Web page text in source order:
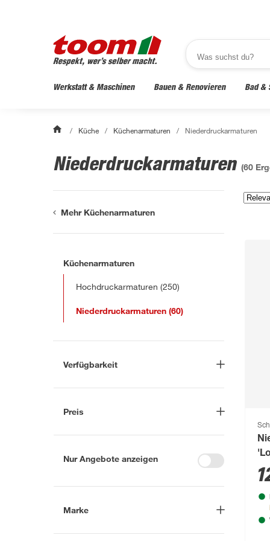
Werkstatt & Maschinen Bauen & Renovieren Bad &
/ Küche / Küchenarmaturen / Niederdruckarmaturen
Niederdruckarmaturen (60
Mehr Küchenarmaturen
Küchenarmaturen
Hochdruckarmaturen (250)
Niederdruckarmaturen (60)
Verfügbarkeit
Lieferung nach Hause (33)
bestellbar (18)
Preis
Nur Angebote anzeigen
Marke